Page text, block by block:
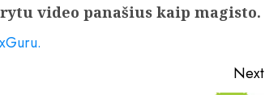
video panašius kaip magisto.
Next